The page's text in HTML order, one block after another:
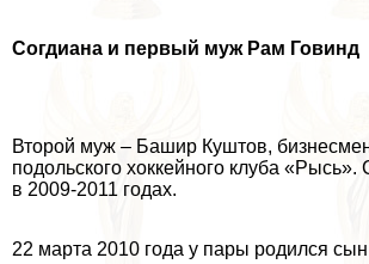
Согдиана и первый муж Рам Говинд
Второй муж – Башир Куштов,
подольского хоккейного клуба «Рысь».
в 2009-2011 годах.
22 марта 2010 года у пары родился